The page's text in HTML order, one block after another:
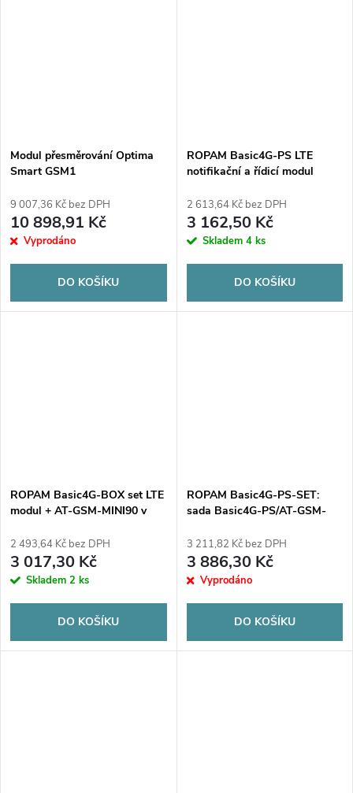
Modul přesměrování Optima
Smart GSM1
9 007,36 Kč bez DPH
10 898,91 Kč
Vyprodáno
DO KOŠÍKU
ROPAM Basic4G-PS LTE
notifikační a řídicí modul
2 613,64 Kč bez DPH
3 162,50 Kč
Skladem 4 ks
DO KOŠÍKU
ROPAM Basic4G-BOX set LTE
modul + AT-GSM-MINI90 v
montáž
2 493,64 Kč bez DPH
3 017,30 Kč
Skladem 2 ks
DO KOŠÍKU
ROPAM Basic4G-PS-SET:
sada Basic4G-PS/AT-GSM-
modul LTE v pouzdře pro
povrchovou montáž s AC/DC
adaptérem a anténou GSM/LTE
3 211,82 Kč bez DPH
3 886,30 Kč
Vyprodáno
DO KOŠÍKU